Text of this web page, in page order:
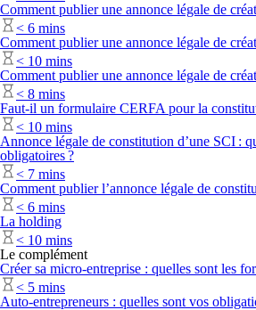
Comment publier une annonce légale de
< 6 mins
Comment publier une annonce légale de
< 10 mins
Comment publier une annonce légale de
< 8 mins
Faut-il un formulaire CERFA pour la
< 10 mins
Annonce légale de constitution d’une SCI :
obligatoires ?
< 7 mins
Comment publier l’annonce légale de
< 6 mins
La holding
< 10 mins
Le complément
Créer sa micro-entreprise : quelles sont les
< 5 mins
Auto-entrepreneurs : quelles sont vos